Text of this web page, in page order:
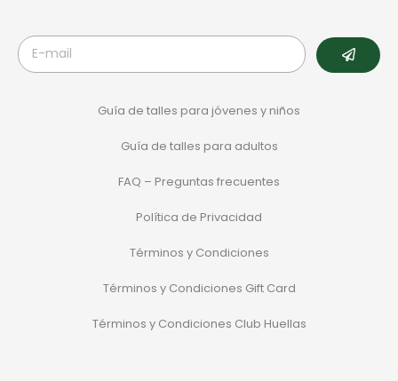
Guía de talles para jóvenes y niños
Guía de talles para adultos
FAQ – Preguntas frecuentes
Política de Privacidad
Términos y Condiciones
Términos y Condiciones Gift Card
Términos y Condiciones Club Huellas